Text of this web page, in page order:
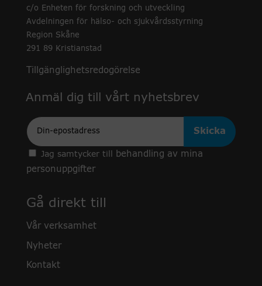
c/o Enheten för forskning och utveckling
Avdelningen för hälso- och sjukvårdsstyrning
Region Skåne
291 89 Kristianstad
Tillgänglighetsredogörelse
Anmäl dig till vårt nyhetsbrev
Epost
Jag samtycker till
behandling av mina
personuppgifter
Gå direkt till
Vår verksamhet
Nyheter
Kontakt